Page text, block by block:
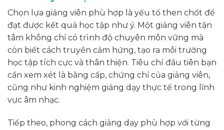
Chọn lựa giảng viên phù hợp là yếu tố then chốt để
đạt được kết quả học tập như ý. Một giảng viên tận
tâm không chỉ có trình độ chuyên môn vững mà
còn biết cách truyền cảm hứng, tạo ra môi trường
học tập tích cực và thân thiện. Tiêu chí đầu tiên bạn
cần xem xét là bằng cấp, chứng chỉ của giảng viên,
cũng như kinh nghiệm giảng dạy thực tế trong lĩnh
vực âm nhạc.
Tiếp theo, phong cách giảng dạy phù hợp với từng